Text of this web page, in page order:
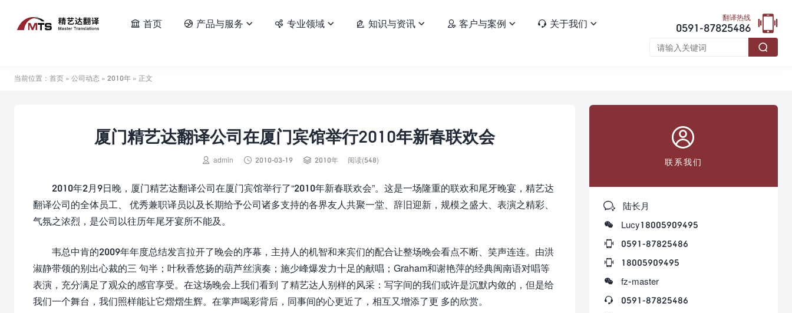
翻译热线
0591-87825486 
 首页  产品与服务   专业领域   知识与资讯   客户与案例   关于我们 

当前位置： 首页 » 公司动态 » 2010年 » 正文
厦门精艺达翻译公司在厦门宾馆举行2010年新春联欢会
 admin  2010-03-19  2010年 阅读(548)
2010年2月9日晚，厦门精艺达翻译公司在厦门宾馆举行了“2010年新春联欢会”。这是一场隆重的联欢和尾牙晚宴，精艺达
翻译公司的全体员工、 优秀兼职译员以及长期给予公司诸多支持的各界友人共聚一堂、辞旧迎新，规模之盛大、表演之精彩、
气氛之浓烈，是公司以往历年尾牙宴所不能及。
韦总中肯的2009年年度总结发言拉开了晚会的序幕，主持人的机智和来宾们的配合让整场晚会看点不断、笑声连连。由洪
淑静带领的别出心裁的三 句半；叶秋香悠扬的葫芦丝演奏；施少峰爆发力十足的献唱；Graham和谢艳萍的经典闽南语对唱等
表演，充分满足了观众的感官享受。在这场晚会上我们看到 了精艺达人别样的风采：写字间的我们或许是沉默内敛的，但是给
我们一个舞台，我们照样能让它熠熠生辉。在掌声喝彩背后，同事间的心更近了，相互又增添了更 多的欣赏。

联系我们

陆长月

Lucy18005909495

0591-87825486

18005909495

fz-master

0591-87825486